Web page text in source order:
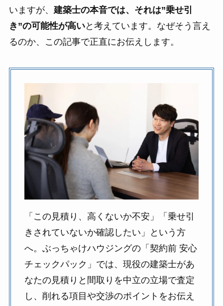
いますが、 建築士の本音では、それは”乗せ引
き”の可能性が高いと考えています。なぜそう言え
るのか、この記事で正直にお伝えします。
「この見積り、高くないか不安」「乗せ引
きされていないか確認したい」という方
へ。ぶっちゃけハウジングの「契約前 安心
チェックパック」では、現役の建築士があ
なたの見積りと間取りを中立の立場で査定
し、削れる項目や交渉のポイントをお伝え